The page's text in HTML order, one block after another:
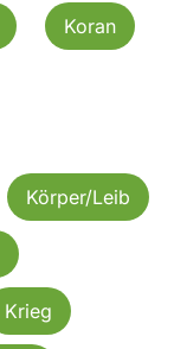
Koran
Körper/Leib
Krieg